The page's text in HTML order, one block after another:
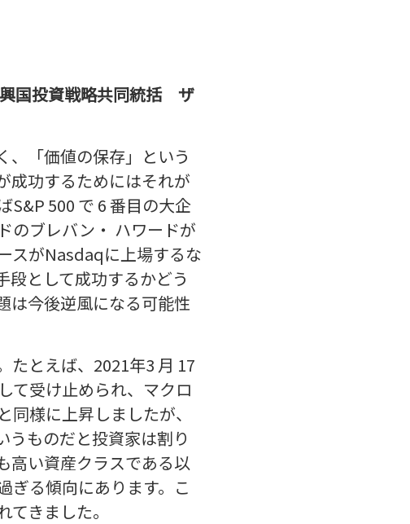
国投資戦略共同統括 ザ
、「価値の保存」という
成功するためにはそれが
500 で 6 番目の大企
のブレバン・ ハワードが
スがNasdaqに上場するな
段として成功するかどう
は今後逆風になる可能性
たとえば、2021年3 月 17
て受け止められ、マクロ
様に上昇しましたが、
うものだと投資家は割り
高い資産クラスである以
ぎる傾向にあります。こ
きました。